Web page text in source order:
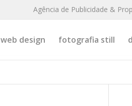
Agência de Publicidade &
web design fotografia still